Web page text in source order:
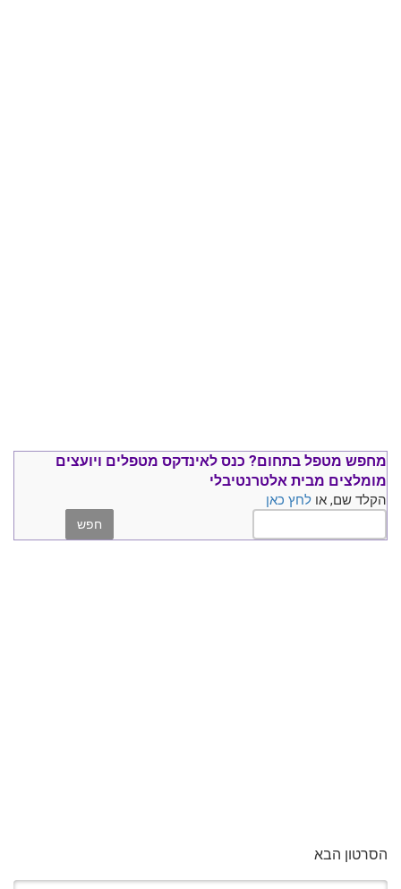
מחפש מטפל בתחום? כנס לאינדקס מטפלים ויועצים
מומלצים מבית אלטרנטיבלי
הקלד שם, או לחץ כאן
הסרטון הבא